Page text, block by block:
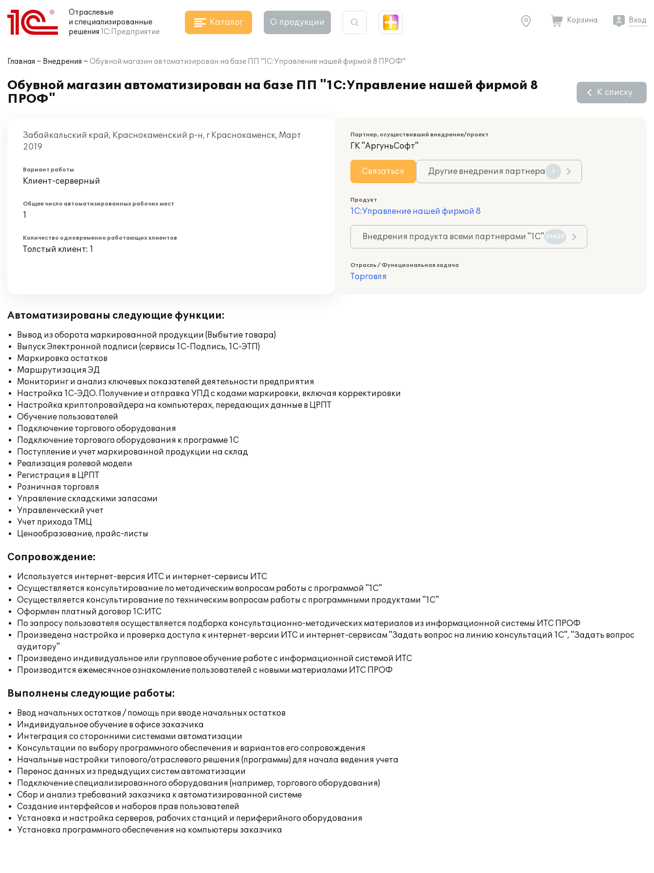
Отраслевые
и специализированные
решения 1С:Предприятие
Каталог О продукции Корзина Вход
Главная Внедрения Обувной магазин автоматизирован на базе ПП "1С:Управление нашей фирмой 8 ПРОФ"
Обувной магазин автоматизирован на базе ПП "1С:Управление нашей фирмой 8
ПРОФ"
К списку
Забайкальский край, Краснокаменский р-н, г Краснокаменск, Март
2019
Вариант работы
Клиент-серверный
Общее число автоматизированных рабочих мест
1
Количество одновременно работающих клиентов
Толстый клиент: 1
Партнер, осуществивший внедрение/проект
ГК "АргуньСофт"
Связаться Другие внедрения партнера 1
Продукт
1С:Управление нашей фирмой 8
Внедрения продукта всеми партнерами "1С" 29627
Отрасль / Функциональная задача
Торговля
Автоматизированы следующие функции:
Вывод из оборота маркированной продукции (Выбытие товара)
Выпуск Электронной подписи (сервисы 1С-Подпись, 1С-ЭТП)
Маркировка остатков
Маршрутизация ЭД
Мониторинг и анализ ключевых показателей деятельности предприятия
Настройка 1С-ЭДО. Получение и отправка УПД с кодами маркировки, включая корректировки
Настройка криптопровайдера на компьютерах, передающих данные в ЦРПТ
Обучение пользователей
Подключение торгового оборудования
Подключение торгового оборудования к программе 1С
Поступление и учет маркированной продукции на склад
Реализация ролевой модели
Регистрация в ЦРПТ
Розничная торговля
Управление складскими запасами
Управленческий учет
Учет прихода ТМЦ
Ценообразование, прайс-листы
Сопровождение:
Используется интернет-версия ИТС и интернет-сервисы ИТС
Осуществляется консультирование по методическим вопросам работы с программой "1С"
Осуществляется консультирование по техническим вопросам работы с программными продуктами "1С"
Оформлен платный договор 1С:ИТС
По запросу пользователя осуществляется подборка консультационно-методических материалов из информационной системы ИТС ПРОФ
Произведена настройка и проверка доступа к интернет-версии ИТС и интернет-сервисам "Задать вопрос на линию консультаций 1С", "Задать вопрос
аудитору"
Произведено индивидуальное или групповое обучение работе с информационной системой ИТС
Производится ежемесячное ознакомление пользователей с новыми материалами ИТС ПРОФ
Выполнены следующие работы:
Ввод начальных остатков / помощь при вводе начальных остатков
Индивидуальное обучение в офисе заказчика
Интеграция со сторонними системами автоматизации
Консультации по выбору программного обеспечения и вариантов его сопровождения
Начальные настройки типового/отраслевого решения (программы) для начала ведения учета
Перенос данных из предыдущих систем автоматизации
Подключение специализированного оборудования (например, торгового оборудования)
Сбор и анализ требований заказчика к автоматизированной системе
Создание интерфейсов и наборов прав пользователей
Установка и настройка серверов, рабочих станций и периферийного оборудования
Установка программного обеспечения на компьютеры заказчика